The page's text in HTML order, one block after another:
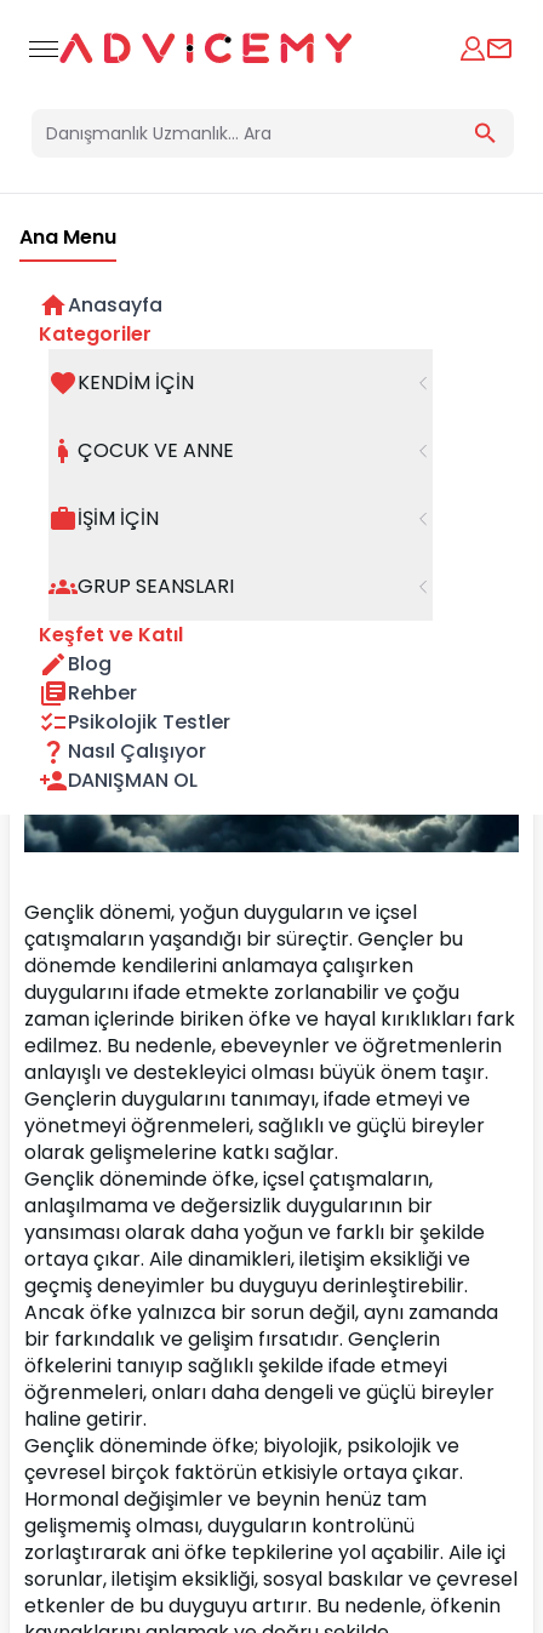
Ana Menu
Anasayfa
Kategoriler
KENDİM İÇİN
ÇOCUK VE ANNE
İŞİM İÇİN
GRUP SEANSLARI
Keşfet ve Katıl
Blog
Rehber
Psikolojik Testler
Nasıl Çalışıyor
DANIŞMAN OL
Ergenlerde Öfke Kontrolünün
Hale Şahin
20 Nisan 2026
Gençlik dönemi, yoğun duyguların ve içsel
çatışmaların yaşandığı bir süreçtir. Gençler bu
dönemde kendilerini anlamaya çalışırken
duygularını ifade etmekte zorlanabilir ve çoğu
zaman içlerinde biriken öfke ve hayal kırıklıkları fark
edilmez. Bu nedenle, ebeveynler ve öğretmenlerin
anlayışlı ve destekleyici olması büyük önem taşır.
Gençlerin duygularını tanımayı, ifade etmeyi ve
yönetmeyi öğrenmeleri, sağlıklı ve güçlü bireyler
olarak gelişmelerine katkı sağlar.
Gençlik döneminde öfke, içsel çatışmaların,
anlaşılmama ve değersizlik duygularının bir
yansıması olarak daha yoğun ve farklı bir şekilde
ortaya çıkar. Aile dinamikleri, iletişim eksikliği ve
geçmiş deneyimler bu duyguyu derinleştirebilir.
Ancak öfke yalnızca bir sorun değil, aynı zamanda
bir farkındalık ve gelişim fırsatıdır. Gençlerin
öfkelerini tanıyıp sağlıklı şekilde ifade etmeyi
öğrenmeleri, onları daha dengeli ve güçlü bireyler
haline getirir.
Gençlik döneminde öfke; biyolojik, psikolojik ve
çevresel birçok faktörün etkisiyle ortaya çıkar.
Hormonal değişimler ve beynin henüz tam
gelişmemiş olması, duyguların kontrolünü
zorlaştırarak ani öfke tepkilerine yol açabilir. Aile içi
sorunlar, iletişim eksikliği, sosyal baskılar ve çevresel
etkenler de bu duyguyu artırır. Bu nedenle, öfkenin